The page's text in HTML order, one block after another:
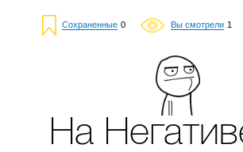
Сохраненные 0 Вы смотрели 1
На